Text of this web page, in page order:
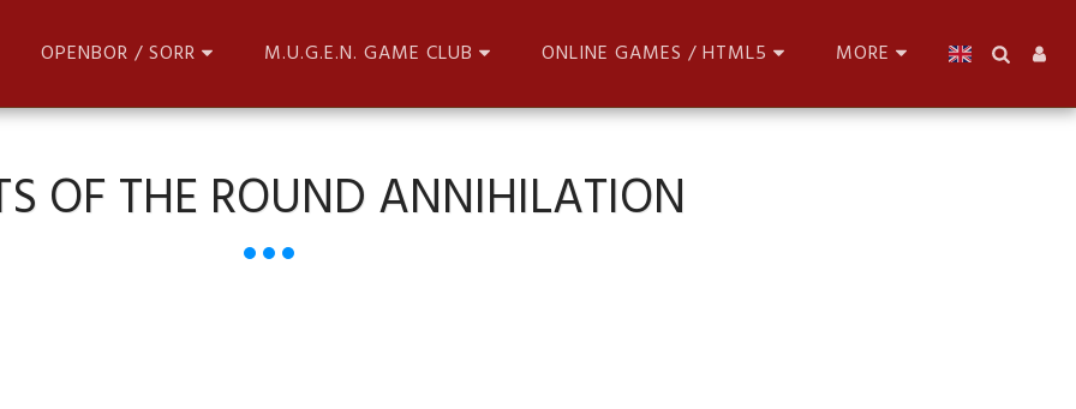
OPENBOR / SORR M.U.G.E.N. GAME CLUB ONLINE GAMES / HTML5 MORE
OF THE ROUND ANNIHILATION